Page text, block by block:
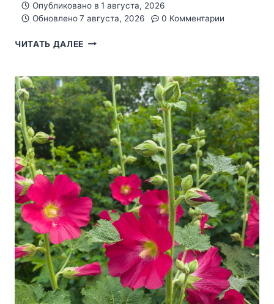
Опубликовано в 1 августа, 2026
Обновлено 7 августа, 2026 0 Комментарии
ЧИТАТЬ ДАЛЕЕ ФОТО